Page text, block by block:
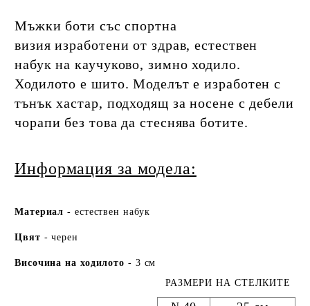
Мъжки боти със спортна
визия изработени от здрав, естествен
набук на каучуково, зимно ходило.
Ходилото е шито. Моделът е изработен с
тънък хастар, подходящ за носене с дебели
чорапи без това да стеснява ботите.
Информация за модела:
Материал- естествен набук
Цвят - черен
Височина на ходилото - 3 см
РАЗМЕРИ НА СТЕЛКИТЕ